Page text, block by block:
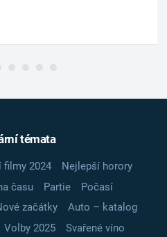
témata
filmy 2024
Nejlepší horory
času Partie
Počasí
začátky
Auto – katalog
Volby 2025
Svařené víno